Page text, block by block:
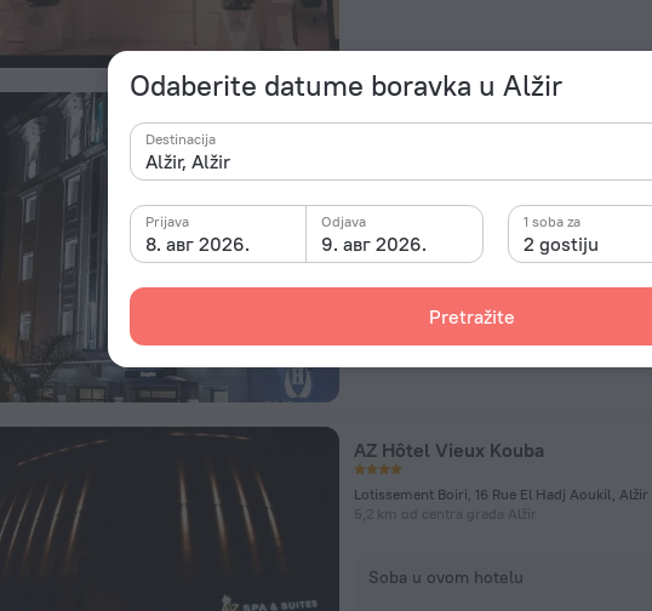
Odaberite datume boravka u Alžir
Destinacija
8. авг 2026.
Prijava
9. авг 2026.
Odjava
2 gostiju
1 soba za
Pretražite
15,4 km od centra grada Alžir
Soba u ovom hotelu
AZ Hôtel Vieux Kouba
Lotissement Boiri, 16 Rue El Hadj Aoukil, Alžir
5,2 km od centra grada Alžir
Soba u ovom hotelu